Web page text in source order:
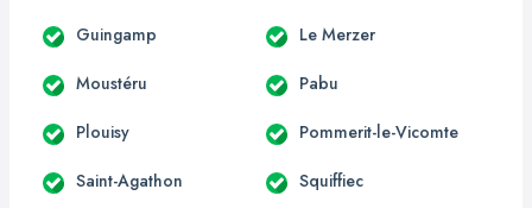
Guingamp Le Merzer
Moustéru Pabu
Plouisy Pommerit-le-Vicomte
Saint-Agathon Squiffiec